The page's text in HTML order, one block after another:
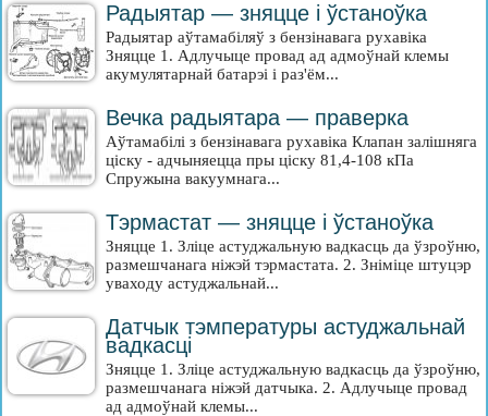
Радыятар — зняцце і ўстаноўка
Радыятар аўтамабіляў з бензінавага рухавіка
Зняцце 1. Адлучыце провад ад адмоўнай клемы
акумулятарнай батарэі і раз'ём...
Вечка радыятара — праверка
Аўтамабілі з бензінавага рухавіка Клапан залішняга
ціску - адчыняецца пры ціску 81,4-108 кПа
Спружына вакуумнага...
Тэрмастат — зняцце і ўстаноўка
Зняцце 1. Зліце астуджальную вадкасць да ўзроўню,
размешчанага ніжэй тэрмастата. 2. Зніміце штуцэр
уваходу астуджальнай...
Датчык тэмпературы астуджальнай
вадкасці
Зняцце 1. Зліце астуджальную вадкасць да ўзроўню,
размешчанага ніжэй датчыка. 2. Адлучыце провад
ад адмоўнай клемы...